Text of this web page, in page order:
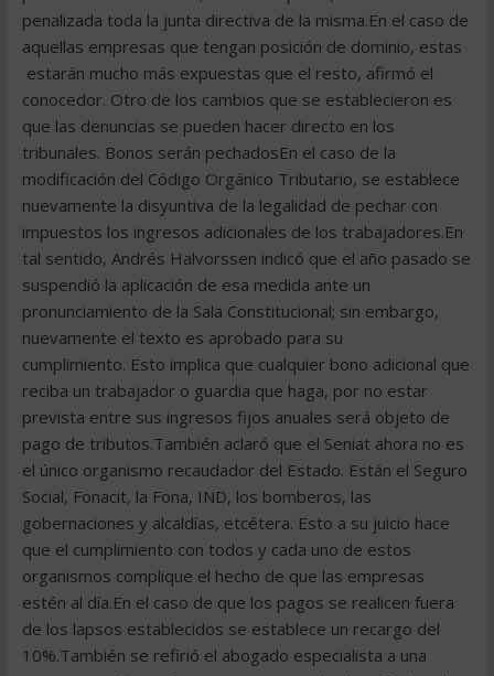
penalizada toda la junta directiva de la misma.En el caso de
aquellas empresas que tengan posición de dominio, estas
estarán mucho más expuestas que el resto, afirmó el
conocedor. Otro de los cambios que se establecieron es
que las denuncias se pueden hacer directo en los
tribunales. Bonos serán pechadosEn el caso de la
modificación del Código Orgánico Tributario, se establece
nuevamente la disyuntiva de la legalidad de pechar con
impuestos los ingresos adicionales de los trabajadores.En
tal sentido, Andrés Halvorssen indicó que el año pasado se
suspendió la aplicación de esa medida ante un
pronunciamiento de la Sala Constitucional; sin embargo,
nuevamente el texto es aprobado para su
cumplimiento. Esto implica que cualquier bono adicional que
reciba un trabajador o guardia que haga, por no estar
prevista entre sus ingresos fijos anuales será objeto de
pago de tributos.También aclaró que el Seniat ahora no es
el único organismo recaudador del Estado. Están el Seguro
Social, Fonacit, la Fona, IND, los bomberos, las
gobernaciones y alcaldías, etcétera. Esto a su juicio hace
que el cumplimiento con todos y cada uno de estos
organismos complique el hecho de que las empresas
estén al día.En el caso de que los pagos se realicen fuera
de los lapsos establecidos se establece un recargo del
10%.También se refirió el abogado especialista a una